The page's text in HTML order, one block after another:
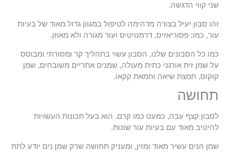
שני קווי הדגשה.
זהו סבון יעיל בצורה מדהימה לטיפול במגוון גדול מאוד של בעיות
עור, כמו: פסוריאזיס, דרמטיטיס ועור מגורה ולא מאוזן.
כמו כל הסבונים שלנו, הסבון עשוי בתהליך קר ומסורתי ומבוסס
על שמן זית אורגני כתית מעולה, שמנים אתריים משובחים, שמן
קוקוס, חמצת שיאה וחמאת קקאו.
תחושה
לסבון קצף עבה, כמעט כמו קרם. הוא בעל תכונות העשויות
להיטיב מאוד עם בעיות עור שונות.
שמן הנים עשיר מאוד ומזין, ומעניק תחושה שרק שמן נים יודע לתת